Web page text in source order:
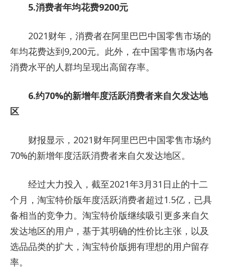
5.消费者年均花费9200元
2021财年，消费者在阿里巴巴中国零售市场的
年均花费达到9,200元。此外，在中国零售市场内各
消费水平的人群均呈现出高留存率。
6.约70%的新增年度活跃消费者来自欠发达地
区
财报显示，2021财年阿里巴巴中国零售市场约
70%的新增年度活跃消费者来自欠发达地区。
经过大力投入，截至2021年3月31日止的十二
个月，淘宝特价版年度活跃消费者超过1.5亿，已具
备相当的竞争力。淘宝特价版继续吸引更多来自欠
发达地区的用户，基于其明确的性价比主张，以及
选品品类的扩大，淘宝特价版拥有理想的用户留存
率。